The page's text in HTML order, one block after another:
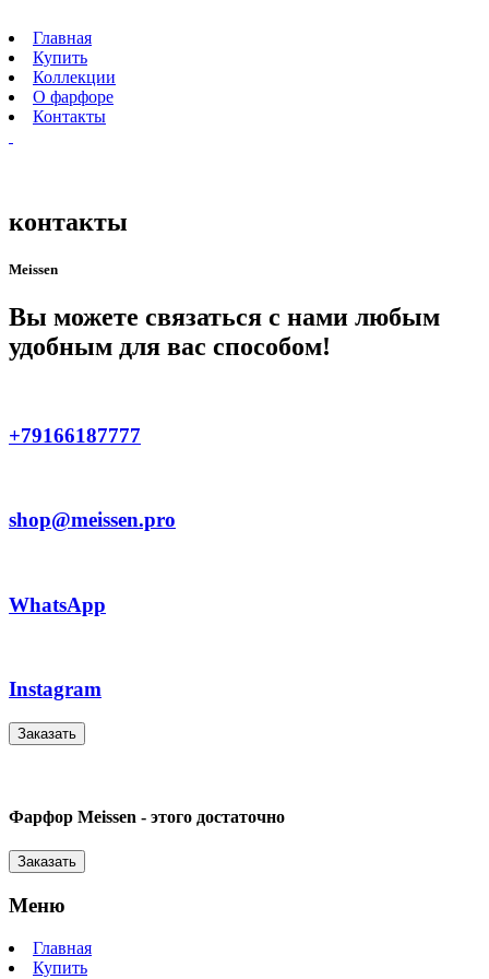
Главная
Купить
Коллекции
О фарфоре
Контакты
контакты
Meissen
Вы можете связаться с нами любым
удобным для вас способом!
+79166187777
shop@meissen.pro
WhatsApp
Instagram
Заказать
Фарфор Meissen - этого достаточно
Заказать
Меню
Главная
Купить